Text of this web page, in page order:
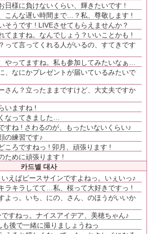
日様に負けないくらい、輝きたいです !
こんな遅い時間まで…？私、尊敬します !
そうです ! LIVEさせてもらえませんか？
てますね。なんでしょう？いいことかも !
って言ってくれる人がいるの、すてきです
やってますね。私も参加してみたいなぁ…
、なにかプレゼントが届いているみたいで
さん？立ったままですけど、大丈夫ですか
いますね !
なってきました…
すね ! さわるのが、もったいないくらい♪
の練習です♪
ころですねっ ! 卯月、頑張ります !
ために頑張ります !
카드별 대사
えばピースサインですよねっ。いぇいっ♪
ラキラしてて…私、桜って大好きですっ !
よっ。いち、にの、さん、のほうがいいか
すねっ。ナイスアイデア、美穂ちゃん♪
後で一緒に撮りましょうねっ